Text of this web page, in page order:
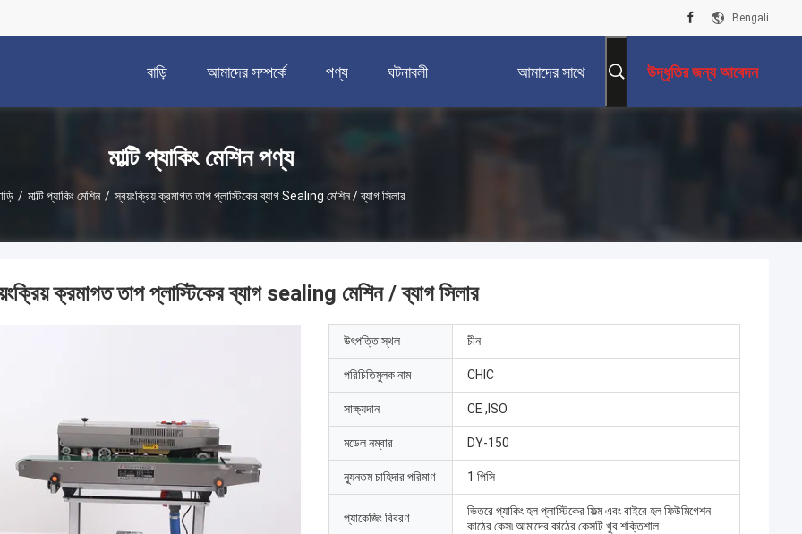
Bengali
বাড়ি আমাদের সম্পর্কে পণ্য ঘটনাবলী আমাদের সাথে উদ্ধৃতির জন্য আবেদন
মাল্টি প্যাকিং মেশিন পণ্য
/ মাল্টি প্যাকিং মেশিন / স্বয়ংক্রিয় ক্রমাগত তাপ প্লাস্টিকের ব্যাগ Sealing মেশিন / ব্যাগ সিলার
ক্রমাগত তাপ প্লাস্টিকের ব্যাগ sealing মেশিন / ব্যাগ সিলার
উৎপত্তি স্থল চীন
পরিচিতিমুলক নাম CHIC
সাক্ষ্যদান CE ,ISO
মডেল নম্বার DY-150
ন্যূনতম চাহিদার পরিমাণ 1 পিসি
প্যাকেজিং বিবরণ
ভিতরে প্যাকিং হল প্লাস্টিকের ফিল্ম এবং বাইরে হল ফিউমিগেশন
কাঠের কেস৷ আমাদের কাঠের কেসটি খুব শক্তিশাল